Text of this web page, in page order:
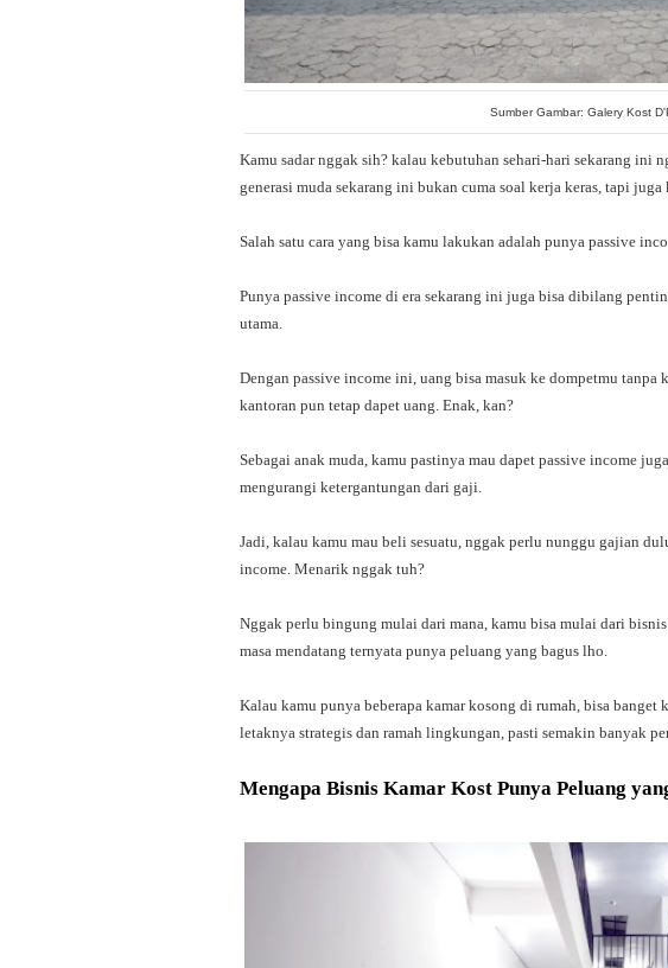
Sumber Gambar: Galery Kost
Kamu sadar nggak sih? kalau kebutuhan sehari-hari sekarang ini
generasi muda sekarang ini bukan cuma soal kerja keras, tapi juga
Salah satu cara yang bisa kamu lakukan adalah punya passive
Punya passive income di era sekarang ini juga bisa dibilang
utama.
Dengan passive income ini, uang bisa masuk ke dompetmu
kantoran pun tetap dapet uang. Enak, kan?
Sebagai anak muda, kamu pastinya mau dapet passive income
mengurangi ketergantungan dari gaji.
Jadi, kalau kamu mau beli sesuatu, nggak perlu nunggu gajian
income. Menarik nggak tuh?
Nggak perlu bingung mulai dari mana, kamu bisa mulai dari
masa mendatang ternyata punya peluang yang bagus lho.
Kalau kamu punya beberapa kamar kosong di rumah, bisa banget
letaknya strategis dan ramah lingkungan, pasti semakin banyak
Mengapa Bisnis Kamar Kost Punya Peluang